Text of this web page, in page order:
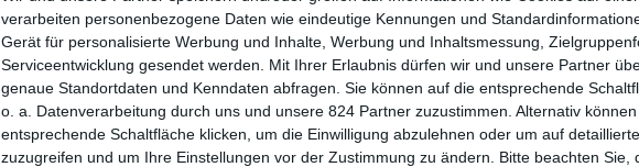
verarbeiten personenbezogene Daten wie eindeutige Kennungen und
Gerät für personalisierte Werbung und Inhalte, Werbung und Inhaltsmessung,
Serviceentwicklung gesendet werden.
Mit Ihrer Erlaubnis dürfen wir und unsere Partner
genaue Standortdaten und Kenndaten abfragen. Sie können auf die entsprechende
o. a. Datenverarbeitung durch uns und unsere 824 Partner zuzustimmen. Alternativ
entsprechende Schaltfläche klicken, um die Einwilligung abzulehnen oder um auf
zuzugreifen und um Ihre Einstellungen vor der Zustimmung zu ändern.
Bitte beachten Sie,